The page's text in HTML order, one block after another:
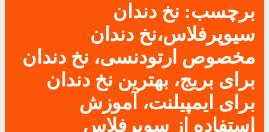
برچسب: نخ دندان
سیوپرفلاس،نخ دندان
مخصوص ارتودنسی، نخ دندان
برای بریج، بهترین نخ دندان
برای ایمپیلنت، آموزش
استفاده از سوپرفلاس